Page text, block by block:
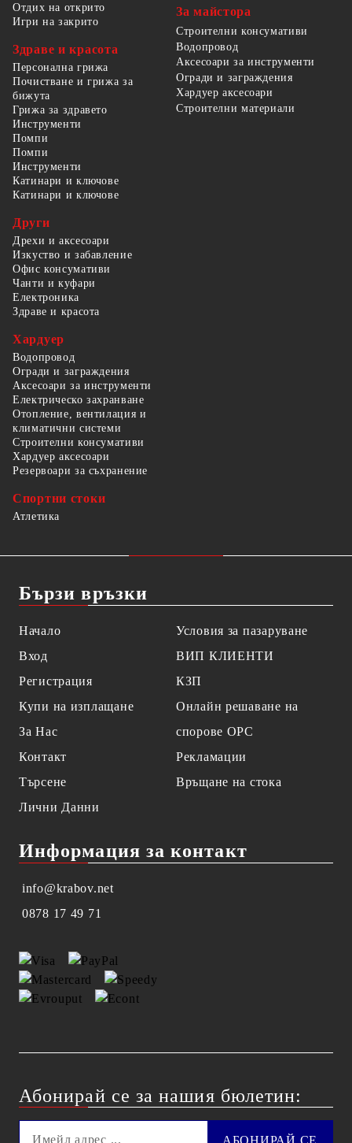
Отдих на открито
Игри на закрито
Здраве и красота
Персонална грижа
Почистване и грижа за
бижута
Грижа за здравето
За майстора
Строителни консумативи
Водопровод
Аксесоари за инструменти
Огради и заграждения
Хардуер аксесоари
Строителни материали
Инструменти
Помпи
Помпи
Инструменти
Катинари и ключове
Катинари и ключове
Други
Дрехи и аксесоари
Изкуство и забавление
Офис консумативи
Чанти и куфари
Електроника
Здраве и красота
Хардуер
Водопровод
Огради и заграждения
Аксесоари за инструменти
Електрическо захранване
Отопление, вентилация и
климатични системи
Строителни консумативи
Хардуер аксесоари
Резервоари за съхранение
Спортни стоки
Атлетика
Бързи връзки
Начало
Вход
Регистрация
Купи на изплащане
За Нас
Контакт
Търсене
Лични Данни
Условия за пазаруване
ВИП КЛИЕНТИ
КЗП
Онлайн решаване на
спорове OPC
Рекламации
Връщане на стока
Информация за контакт
info@krabov.net
0878 17 49 71
Абонирай се за нашия бюлетин: